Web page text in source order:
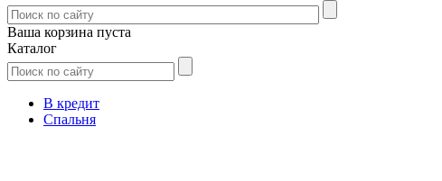
Ваша корзина пуста
Каталог
В кредит
Спальня